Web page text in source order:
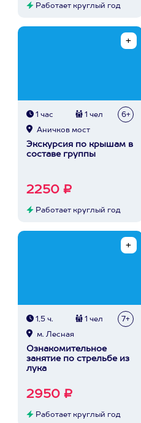
Работает круглый год
1 час 1 чел 6+
Аничков мост
Экскурсия по крышам в
составе группы
2250 ₽
Работает круглый год
1,5 ч. 1 чел 7+
м. Лесная
Ознакомительное
занятие по стрельбе из
лука
2950 ₽
Работает круглый год